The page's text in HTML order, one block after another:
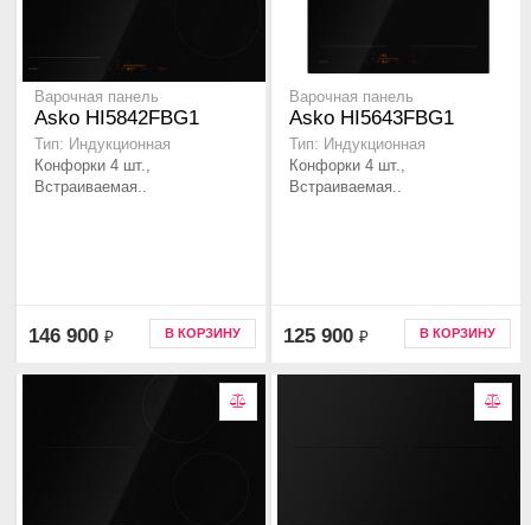
Варочная панель
Asko HI5842FBG1
Тип: Индукционная
Конфорки 4 шт.,
Встраиваемая..
146 900 ₽ В КОРЗИНУ
Варочная панель
Asko HI5643FBG1
Тип: Индукционная
Конфорки 4 шт.,
Встраиваемая..
125 900 ₽ В КОРЗИНУ